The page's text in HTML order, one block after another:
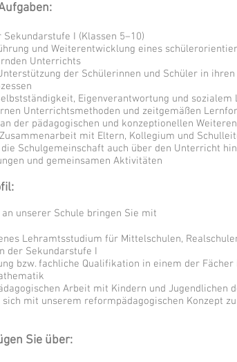
I (Klassen 5–10)
und Weiterentwicklung eines
Unterrichts
der Schülerinnen und Schüler in
Eigenverantwortung und sozialem
Unterrichtsmethoden und zeitgemäßen
der pädagogischen und konzeptionellen
mit Eltern, Kollegium und
Schulgemeinschaft auch über den Unterricht
und gemeinsamen Aktivitäten
unserer Schule bringen Sie mit
Lehramtsstudium für Mittelschulen,
der Sekundarstufe I
bzw. fachliche Qualifikation in einem der
Arbeit mit Kindern und Jugendlichen
mit unserem reformpädagogischen Konzept
Sie über: